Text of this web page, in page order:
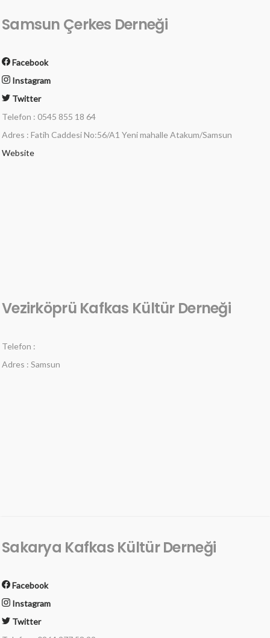
Samsun Çerkes Derneği
Facebook
Instagram
Twitter
Telefon : 0545 855 18 64
Adres : Fatih Caddesi No:56/A1 Yeni mahalle Atakum/Samsun
Website
Vezirköprü Kafkas Kültür Derneği
Telefon :
Adres : Samsun
Sakarya Kafkas Kültür Derneği
Facebook
Instagram
Twitter